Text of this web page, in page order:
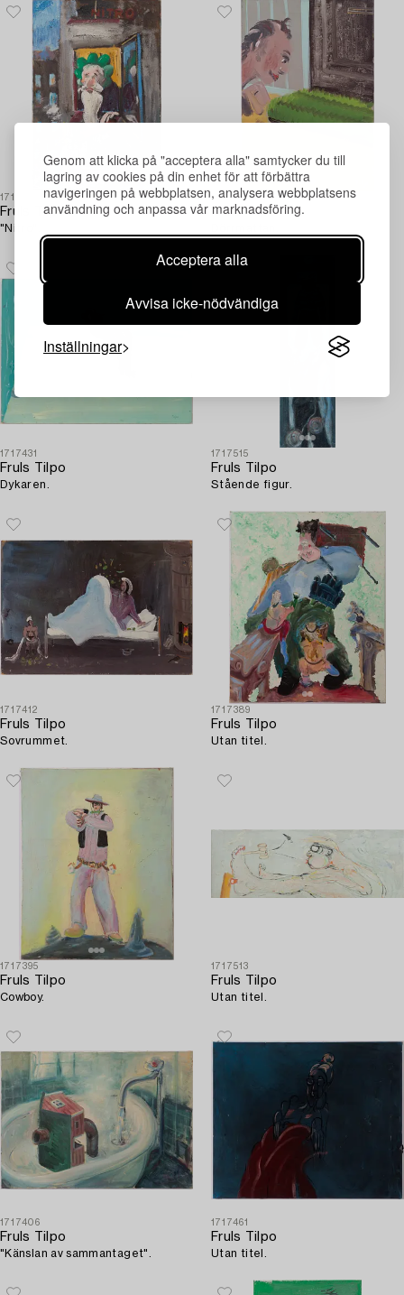
Genom att klicka på "acceptera alla" samtycker du till
lagring av cookies på din enhet för att förbättra
navigeringen på webbplatsen, analysera webbplatsens
användning och anpassa vår marknadsföring.
Acceptera alla
Avvisa icke-nödvändiga
Inställningar
1717408
Fruls Tilpo
"Nitro".
1718197
Fruls Tilpo
1717431
Fruls Tilpo
Dykaren.
1717515
Fruls Tilpo
Stående figur.
1717412
Fruls Tilpo
Sovrummet.
1717389
Fruls Tilpo
Utan titel.
1717395
Fruls Tilpo
Cowboy.
1717513
Fruls Tilpo
Utan titel.
1717406
Fruls Tilpo
"Känslan av sammantaget".
1717461
Fruls Tilpo
Utan titel.